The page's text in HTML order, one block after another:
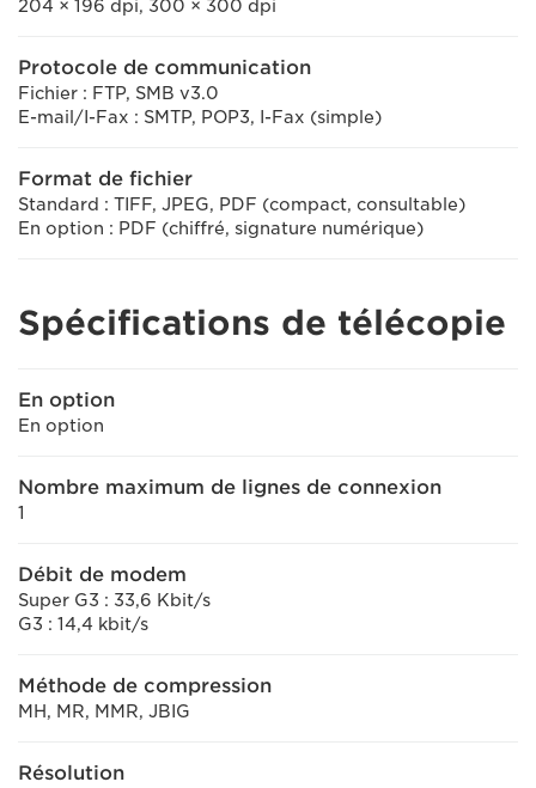
204 × 196 dpi, 300 × 300 dpi
Protocole de communication
Fichier : FTP, SMB v3.0
E-mail/I-Fax : SMTP, POP3, I-Fax (simple)
Format de fichier
Standard : TIFF, JPEG, PDF (compact, consultable)
En option : PDF (chiffré, signature numérique)
Spécifications de télécopie
En option
En option
Nombre maximum de lignes de connexion
1
Débit de modem
Super G3 : 33,6 Kbit/s
G3 : 14,4 kbit/s
Méthode de compression
MH, MR, MMR, JBIG
Résolution